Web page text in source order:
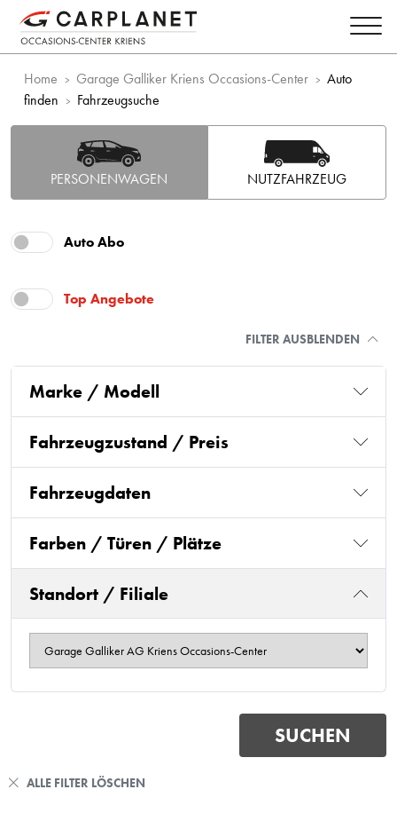
Home Garage Galliker Kriens Occasions-Center
Auto
finden
Fahrzeugsuche
PERSONENWAGEN NUTZFAHRZEUG
Auto Abo
Top Angebote
FILTER AUSBLENDEN
Marke / Modell
Fahrzeugzustand / Preis
Fahrzeugdaten
Farben / Türen / Plätze
Standort / Filiale
ALLE FILTER LÖSCHEN